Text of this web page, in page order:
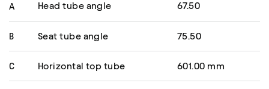
A Head tube angle 67.50
B Seat tube angle 75.50
C Horizontal top tube 601.00 mm